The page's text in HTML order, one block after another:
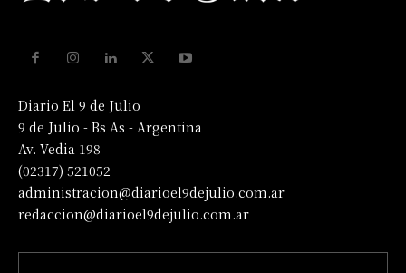
Diario El 9 de Julio
9 de Julio - Bs As - Argentina
Av. Vedia 198
(02317) 521052
administracion@diarioel9dejulio.com.ar
redaccion@diarioel9dejulio.com.ar